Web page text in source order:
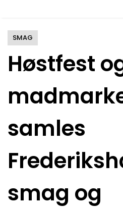
Høstfest
samles
smag og
SMAG